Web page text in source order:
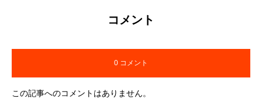
コメント
0 コメント
この記事へのコメントはありません。